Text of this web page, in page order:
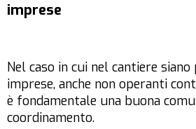
imprese
Nel caso in cui nel cantiere
imprese, anche non operanti
è fondamentale una buona
coordinamento.